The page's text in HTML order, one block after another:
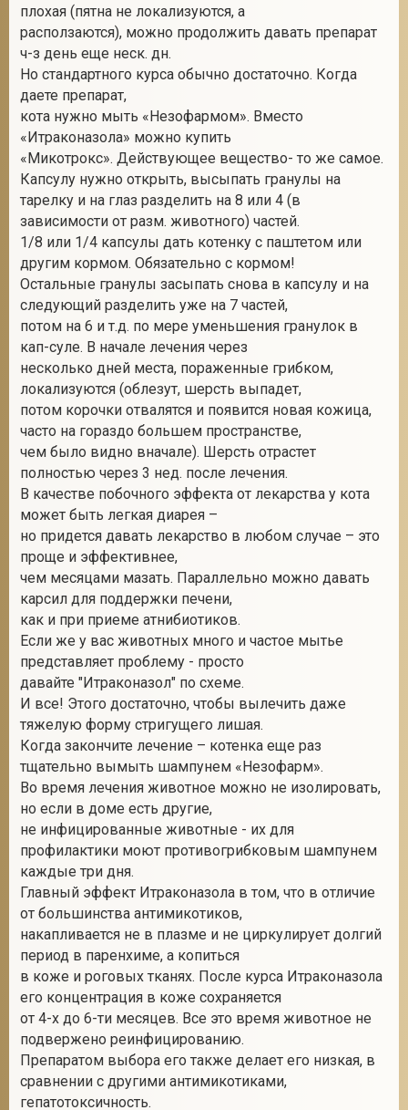
плохая (пятна не локализуются, а
расползаются), можно продолжить давать препарат
ч-з день еще неск. дн.
Но стандартного курса обычно достаточно. Когда
даете препарат,
кота нужно мыть «Незофармом». Вместо
«Итраконазола» можно купить
«Микотрокс». Действующее вещество- то же самое.
Капсулу нужно открыть, высыпать гранулы на
тарелку и на глаз разделить на 8 или 4 (в
зависимости от разм. животного) частей.
1/8 или 1/4 капсулы дать котенку с паштетом или
другим кормом. Обязательно с кормом!
Остальные гранулы засыпать снова в капсулу и на
следующий разделить уже на 7 частей,
потом на 6 и т.д. по мере уменьшения гранулок в
кап-суле. В начале лечения через
несколько дней места, пораженные грибком,
локализуются (облезут, шерсть выпадет,
потом корочки отвалятся и появится новая кожица,
часто на гораздо большем пространстве,
чем было видно вначале). Шерсть отрастет
полностью через 3 нед. после лечения.
В качестве побочного эффекта от лекарства у кота
может быть легкая диарея –
но придется давать лекарство в любом случае – это
проще и эффективнее,
чем месяцами мазать. Параллельно можно давать
карсил для поддержки печени,
как и при приеме атнибиотиков.
Если же у вас животных много и частое мытье
представляет проблему - просто
давайте "Итраконазол" по схеме.
И все! Этого достаточно, чтобы вылечить даже
тяжелую форму стригущего лишая.
Когда закончите лечение – котенка еще раз
тщательно вымыть шампунем «Незофарм».
Во время лечения животное можно не изолировать,
но если в доме есть другие,
не инфицированные животные - их для
профилактики моют противогрибковым шампунем
каждые три дня.
Главный эффект Итраконазола в том, что в отличие
от большинства антимикотиков,
накапливается не в плазме и не циркулирует долгий
период в паренхиме, а копиться
в коже и роговых тканях. После курса Итраконазола
его концентрация в коже сохраняется
от 4-х до 6-ти месяцев. Все это время животное не
подвержено реинфицированию.
Препаратом выбора его также делает его низкая, в
сравнении с другими антимикотиками,
гепатотоксичность.